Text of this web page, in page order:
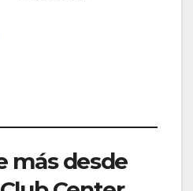
más desde